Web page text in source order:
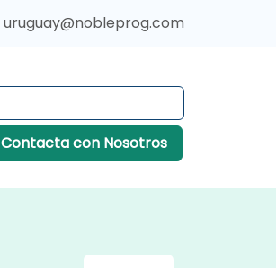
uruguay@nobleprog.com
Contacta con Nosotros